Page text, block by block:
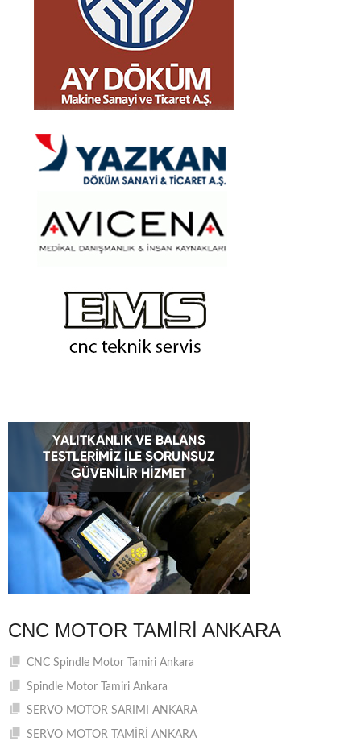
CNC MOTOR TAMIRI ANKARA
CNC Spindle Motor Tamiri Ankara
Spindle Motor Tamiri Ankara
SERVO MOTOR SARIMI ANKARA
SERVO MOTOR TAMİRİ ANKARA